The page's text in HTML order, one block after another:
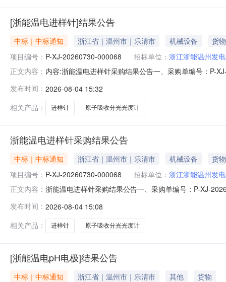
[浙能温电进样针]结果公告
中标｜中标通知 浙江省｜温州市｜乐清市 机械设备
货物
项目编号： P-XJ-20260730-000068 招标单位： 浙江浙能温州发
正文内容： 内容:浙能温电进样针采购结果公告一、采购单编号：P-
称采购数量计量单位税率交付时间交货地点采购需求单
发布时间： 2026-08-04 15:32
相关产品：
进样针 原子吸收分光光度计
浙能温电进样针采购结果公告
中标｜中标通知 浙江省｜温州市｜乐清市 机械设备
货物
项目编号： P-XJ-20260730-000068 招标单位： 浙江浙能温州发
正文内容： 浙能温电进样针采购结果公告一、采购单编号：P-XJ-
购数量计量单位税率交付时间交货地点采购需求单位行
发布时间： 2026-08-04 15:08
相关产品：
进样针 原子吸收分光光度计
[浙能温电pH电极]结果公告
中标｜中标通知 浙江省｜温州市｜乐清市 其他
货物